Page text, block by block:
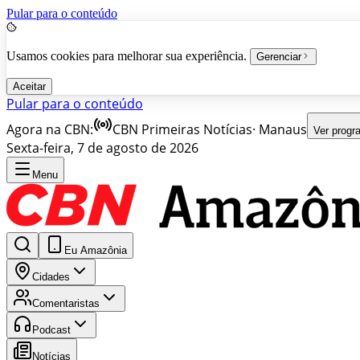
Pular para o conteúdo
Usamos cookies para melhorar sua experiência. Gerenciar
Aceitar
Pular para o conteúdo
Agora na CBN:
CBN Primeiras Notícias· Manaus Ver
Sexta-feira, 7 de agosto de 2026
Menu
Eu Amazônia
Cidades
Comentaristas
Podcast
Notícias